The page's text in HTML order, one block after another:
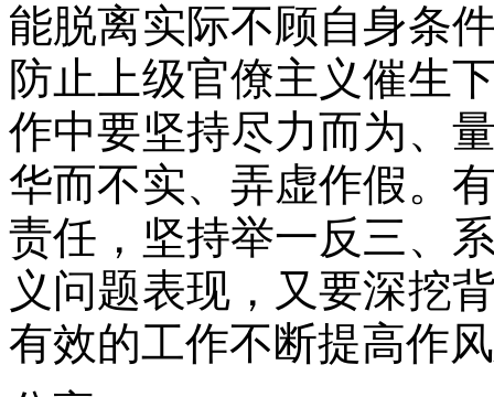
能脱离实际不顾自身条
防止上级官僚主义催生
作中要坚持尽力而为、
华而不实、弄虚作假。
责任，坚持举一反三、
义问题表现，又要深挖
有效的工作不断提高作